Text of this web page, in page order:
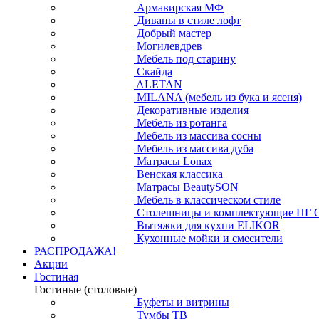
Армавирская МФ
Диваны в стиле лофт
Добрый мастер
Могилевдрев
Мебель под старину
Скайда
ALETAN
MILANA (мебель из бука и ясеня)
Декоративные изделия
Мебель из ротанга
Мебель из массива сосны
Мебель из массива дуба
Матрасы Lonax
Венская классика
Матрасы BeautySON
Мебель в классическом стиле
Столешницы и комплектующие ПГ
Вытяжки для кухни ELIKOR
Кухонные мойки и смесители
РАСПРОДАЖА!
Акции
Гостиная
Гостиные (столовые)
Буфеты и витрины
Тумбы ТВ